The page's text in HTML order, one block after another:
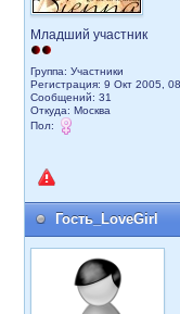
Младший участник
Группа: Участники
Регистрация: 9 Окт 2005,
Сообщений: 31
Откуда: Москва
Пол:
Гость_LoveGirl